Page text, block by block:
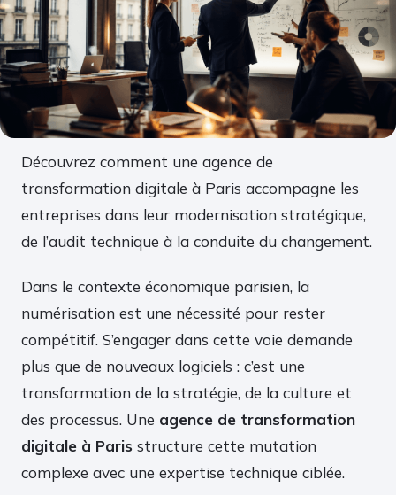
Découvrez comment une agence de
transformation digitale à Paris accompagne les
entreprises dans leur modernisation stratégique,
de l’audit technique à la conduite du changement.
Dans le contexte économique parisien, la
numérisation est une nécessité pour rester
compétitif. S’engager dans cette voie demande
plus que de nouveaux logiciels : c’est une
transformation de la stratégie, de la culture et
des processus. Une agence de transformation
digitale à Paris structure cette mutation
complexe avec une expertise technique ciblée.